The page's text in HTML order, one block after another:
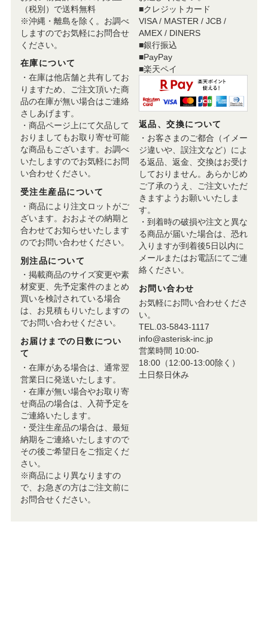
（税別）で送料無料
※沖縄・離島を除く。お調べ
しますのでお気軽にお問合せ
ください。
在庫について
・在庫は他店舗と共有してお
りますため、ご注文頂いた商
品の在庫が無い場合はご連絡
さしあげます。
・商品ページ上にて欠品して
おりましてもお取り寄せ可能
な商品もございます。お調べ
いたしますのでお気軽にお問
い合わせください。
受注生産品について
・商品により注文ロットがご
ざいます。おおよその納期と
合わせてお知らせいたします
のでお問い合わせください。
別注品について
・掲載商品のサイズ変更や素
材変更、先予定案件のまとめ
買いを検討されている場合
は、お見積もりいたしますの
でお問い合わせください。
お届けまでの日数につい
て
・在庫がある場合は、通常翌
営業日に発送いたします。
・在庫が無い場合やお取り寄
せ商品の場合は、入荷予定を
ご連絡いたします。
・受注生産品の場合は、最短
納期をご連絡いたしますので
その後ご希望日をご指定くだ
さい。
※商品により異なりますの
で、お急ぎの方はご注文前に
お問合せください。
■クレジットカード
VISA / MASTER / JCB /
AMEX / DINERS
■銀行振込
■PayPay
■楽天ペイ
返品、交換について
・お客さまのご都合（イメー
ジ違いや、誤注文など）によ
る返品、返金、交換はお受け
しておりません。あらかじめ
ご了承のうえ、ご注文いただ
きますようお願いいたしま
す。
・到着時の破損や注文と異な
る商品が届いた場合は、恐れ
入りますが到着後5日以内に
メールまたはお電話にてご連
絡ください。
お問い合わせ
お気軽にお問い合わせくださ
い。
TEL.03-5843-1117
info@asterisk-inc.jp
営業時間 10:00-
18:00（12:00-13:00除く）
土日祭日休み